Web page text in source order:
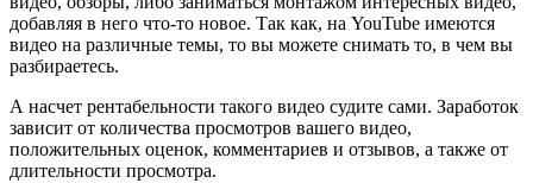
добавляя в него что-то новое. Так как, на YouTube имеются
видео на различные темы, то вы можете снимать то, в чем вы
разбираетесь.
А насчет рентабельности такого видео судите сами. Заработок
зависит от количества просмотров вашего видео,
положительных оценок, комментариев и отзывов, а также от
длительности просмотра.